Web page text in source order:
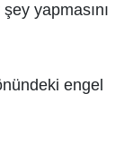
yapmasını
engel